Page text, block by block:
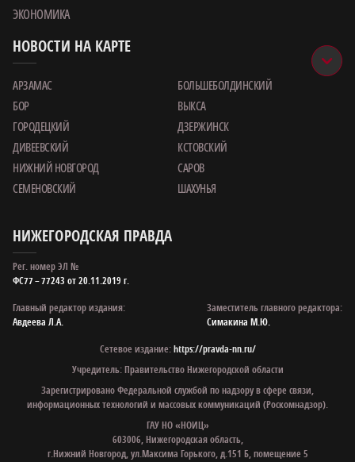
ЭКОНОМИКА
НОВОСТИ НА КАРТЕ
АРЗАМАС
БОЛЬШЕБОЛДИНСКИЙ
БОР
ВЫКСА
ГОРОДЕЦКИЙ
ДЗЕРЖИНСК
ДИВЕЕВСКИЙ
КСТОВСКИЙ
НИЖНИЙ НОВГОРОД
САРОВ
СЕМЕНОВСКИЙ
ШАХУНЬЯ
НИЖЕГОРОДСКАЯ ПРАВДА
Рег. номер ЭЛ №
ФС77 – 77243 от 20.11.2019 г.
Главный редактор издания:
Авдеева Л.А.
Заместитель главного редактора:
Симакина М.Ю.
Сетевое издание:https://pravda-nn.ru/
Учредитель: Правительство Нижегородской области
Зарегистрировано Федеральной службой по надзору в сфере связи,
информационных технологий и массовых коммуникаций (Роскомнадзор).
ГАУ НО «НОИЦ»
603006, Нижегородская область,
г.Нижний Новгород, ул.Максима Горького, д.151 Б, помещение 5